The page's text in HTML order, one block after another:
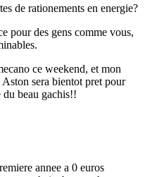
de rationements en energie?
pour des gens comme vous,
ce weekend, et mon
sera bientot pret pour
beau gachis!!
annee a 0 euros